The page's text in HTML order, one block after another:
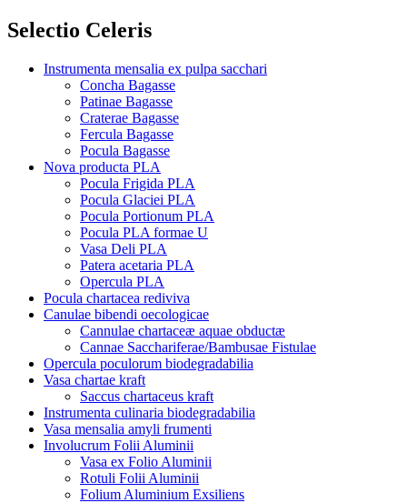
Selectio Celeris
Instrumenta mensalia ex pulpa sacchari
Concha Bagasse
Patinae Bagasse
Craterae Bagasse
Fercula Bagasse
Pocula Bagasse
Nova producta PLA
Pocula Frigida PLA
Pocula Glaciei PLA
Pocula Portionum PLA
Pocula PLA formae U
Vasa Deli PLA
Patera acetaria PLA
Opercula PLA
Pocula chartacea rediviva
Canulae bibendi oecologicae
Cannulae chartaceæ aquae obductæ
Cannae Sacchariferae/Bambusae Fistulae
Opercula poculorum biodegradabilia
Vasa chartae kraft
Saccus chartaceus kraft
Instrumenta culinaria biodegradabilia
Vasa mensalia amyli frumenti
Involucrum Folii Aluminii
Vasa ex Folio Aluminii
Rotuli Folii Aluminii
Folium Aluminium Exsiliens